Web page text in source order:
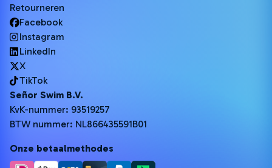
Retourneren
Facebook
Instagram
LinkedIn
X
TikTok
Señor Swim B.V.
KvK-nummer: 93519257
BTW nummer: NL866435591B01
Onze betaalmethodes